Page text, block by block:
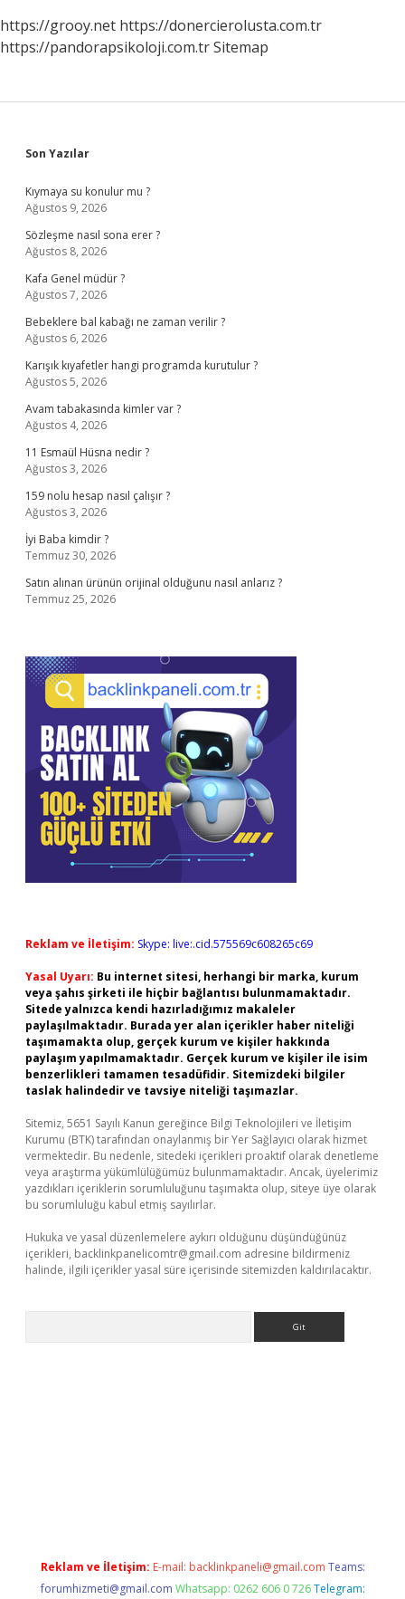
https://grooy.net https://donercierolusta.com.tr
https://pandorapsikoloji.com.trSitemap
Sidebar
Son Yazılar
Kıymaya su konulur mu ?
Ağustos 9, 2026
Sözleşme nasıl sona erer ?
Ağustos 8, 2026
Kafa Genel müdür ?
Ağustos 7, 2026
Bebeklere bal kabağı ne zaman verilir ?
Ağustos 6, 2026
Karışık kıyafetler hangi programda kurutulur ?
Ağustos 5, 2026
Avam tabakasında kimler var ?
Ağustos 4, 2026
11 Esmaül Hüsna nedir ?
Ağustos 3, 2026
159 nolu hesap nasıl çalışır ?
Ağustos 3, 2026
İyi Baba kimdir ?
Temmuz 30, 2026
Satın alınan ürünün orijinal olduğunu nasıl anlarız ?
Temmuz 25, 2026
Reklam ve İletişim: Skype: live:.cid.575569c608265c69
Yasal Uyarı: Bu internet sitesi, herhangi bir marka, kurum
veya şahıs şirketi ile hiçbir bağlantısı bulunmamaktadır.
Sitede yalnızca kendi hazırladığımız makaleler
paylaşılmaktadır. Burada yer alan içerikler haber niteliği
taşımamakta olup, gerçek kurum ve kişiler hakkında
paylaşım yapılmamaktadır. Gerçek kurum ve kişiler ile isim
benzerlikleri tamamen tesadüfidir. Sitemizdeki bilgiler
taslak halindedir ve tavsiye niteliği taşımazlar.
Sitemiz, 5651 Sayılı Kanun gereğince Bilgi Teknolojileri ve İletişim
Kurumu (BTK) tarafından onaylanmış bir Yer Sağlayıcı olarak hizmet
vermektedir. Bu nedenle, sitedeki içerikleri proaktif olarak denetleme
veya araştırma yükümlülüğümüz bulunmamaktadır. Ancak, üyelerimiz
yazdıkları içeriklerin sorumluluğunu taşımakta olup, siteye üye olarak
bu sorumluluğu kabul etmiş sayılırlar.
Hukuka ve yasal düzenlemelere aykırı olduğunu düşündüğünüz
içerikleri, backlinkpanelicomtr@gmail.com adresine bildirmeniz
halinde, ilgili içerikler yasal süre içerisinde sitemizden kaldırılacaktır.
Reklam ve İletişim: E-mail: backlinkpaneli@gmail.com Teams:
forumhizmeti@gmail.com Whatsapp: 0262 606 0 726 Telegram: